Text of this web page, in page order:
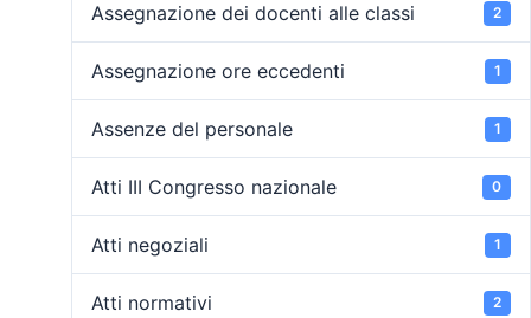
Assegnazione dei docenti alle classi 2
Assegnazione ore eccedenti 1
Assenze del personale 1
Atti III Congresso nazionale 0
Atti negoziali 1
Atti normativi 2